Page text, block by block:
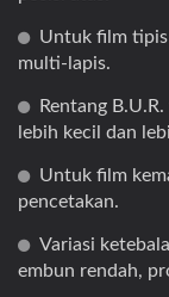
Untuk film
multi-lapis.
Rentang
lebih kecil dan
Untuk film
pencetakan.
Variasi
embun rendah,